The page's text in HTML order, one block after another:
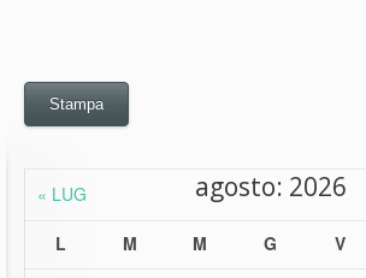
Stampa
« LUG agosto: 2026
L M M G V